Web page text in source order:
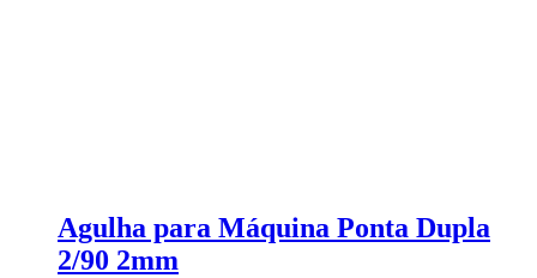
Agulha para Máquina Ponta Dupla
2/90 2mm